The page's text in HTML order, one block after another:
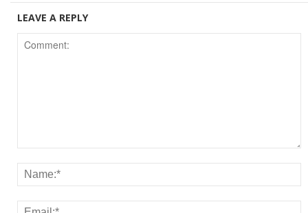
LEAVE A REPLY